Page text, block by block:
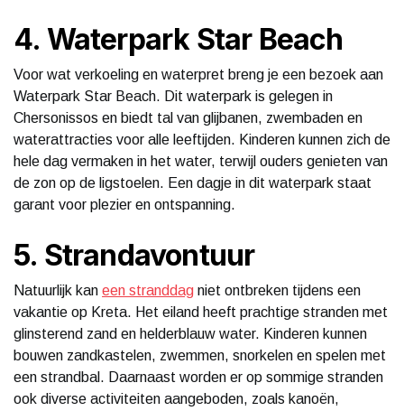
4. Waterpark Star Beach
Voor wat verkoeling en waterpret breng je een bezoek aan
Waterpark Star Beach. Dit waterpark is gelegen in
Chersonissos en biedt tal van glijbanen, zwembaden en
waterattracties voor alle leeftijden. Kinderen kunnen zich de
hele dag vermaken in het water, terwijl ouders genieten van
de zon op de ligstoelen. Een dagje in dit waterpark staat
garant voor plezier en ontspanning.
5. Strandavontuur
Natuurlijk kan een stranddag niet ontbreken tijdens een
vakantie op Kreta. Het eiland heeft prachtige stranden met
glinsterend zand en helderblauw water. Kinderen kunnen
bouwen zandkastelen, zwemmen, snorkelen en spelen met
een strandbal. Daarnaast worden er op sommige stranden
ook diverse activiteiten aangeboden, zoals kanoën,